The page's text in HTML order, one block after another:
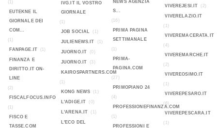
(1)
EUTEKNE IL
GIORNALE DEI
COM...
(1)
FANPAGE.IT
(1)
FINANZA E
DIRITTO.IT ON-
LINE
(2)
FISCALFOCUS.INFO
(1)
FISCO E
TASSE.COM
IVG.IT IL VOSTRO
GIORNALE
(1)
JOB SOCIAL
(1)
JULIENEWS.IT (1)
JUORNO.IT (0)
JUORNO.IT (3)
KAIROSPARTNERS.COM
(1)
KONG NEWS
(1)
L'ADIGE.IT (0)
L'ARENA.IT (1)
L'ECO DEL
NEWS AGENZIA
S...
(16)
PRIMA PAGINA
SETTIMANALE
(1)
PRIMA-
PAGINA.COM
(27)
PRIMOPIANO 24
(4)
PROFESSIONEFINANZA.COM
(1)
PROFESSIONI E
VIVEREJESI.IT
(2)
VIVERELAZIO.IT
(1)
VIVEREMACERATA.IT
(4)
VIVEREMARCHE.IT
(2)
VIVEREOSIMO.IT
(1)
VIVEREPESARO.IT
(6)
VIVEREPESCARA.IT
(1)